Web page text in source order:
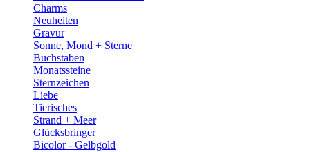
Charms
Neuheiten
Gravur
Sonne, Mond + Sterne
Buchstaben
Monatssteine
Sternzeichen
Liebe
Tierisches
Strand + Meer
Glücksbringer
Bicolor - Gelbgold